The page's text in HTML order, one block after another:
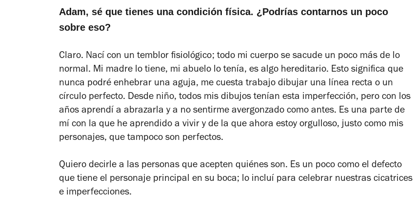
Adam, sé que tienes una condición física. ¿Podrías contarnos un poco
sobre eso?
Claro. Nací con un temblor fisiológico; todo mi cuerpo se sacude un poco más de lo
normal. Mi madre lo tiene, mi abuelo lo tenía, es algo hereditario. Esto significa que
nunca podré enhebrar una aguja, me cuesta trabajo dibujar una línea recta o un
círculo perfecto. Desde niño, todos mis dibujos tenían esta imperfección, pero con los
años aprendí a abrazarla y a no sentirme avergonzado como antes. Es una parte de
mí con la que he aprendido a vivir y de la que ahora estoy orgulloso, justo como mis
personajes, que tampoco son perfectos.
Quiero decirle a las personas que acepten quiénes son. Es un poco como el defecto
que tiene el personaje principal en su boca; lo incluí para celebrar nuestras cicatrices
e imperfecciones.